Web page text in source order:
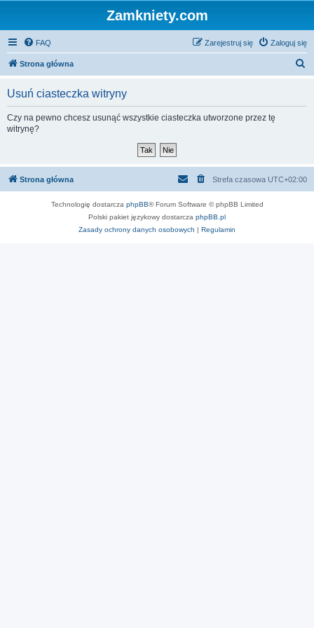
Zamkniety.com
FAQ Zaloguj się
Zarejestruj się
Strona główna
Usuń ciasteczka witryny
Czy na pewno chcesz usunąć wszystkie ciasteczka utworzone przez tę
witrynę?
Strona główna Strefa czasowa UTC+02:00
Technologię dostarcza phpBB® Forum Software © phpBB Limited
Polski pakiet językowy dostarcza phpBB.pl
Zasady ochrony danych osobowych | Regulamin